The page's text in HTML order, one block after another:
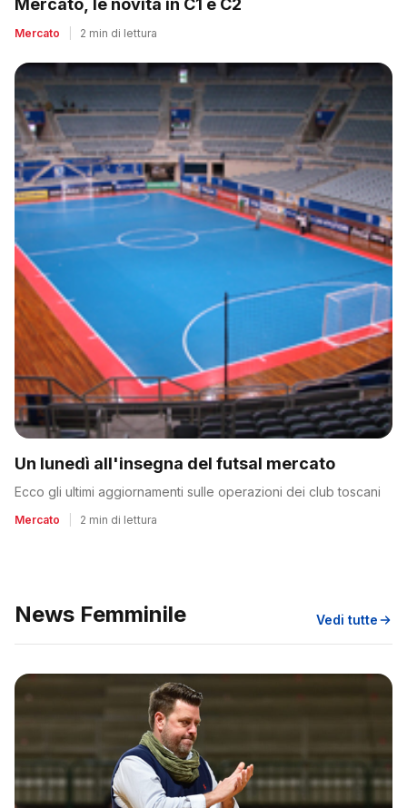
Mercato, le novità in C1 e C2
Mercato 2 min di lettura
Un lunedì all'insegna del futsal mercato
Ecco gli ultimi aggiornamenti sulle operazioni dei club toscani
Mercato 2 min di lettura
News Femminile Vedi tutte